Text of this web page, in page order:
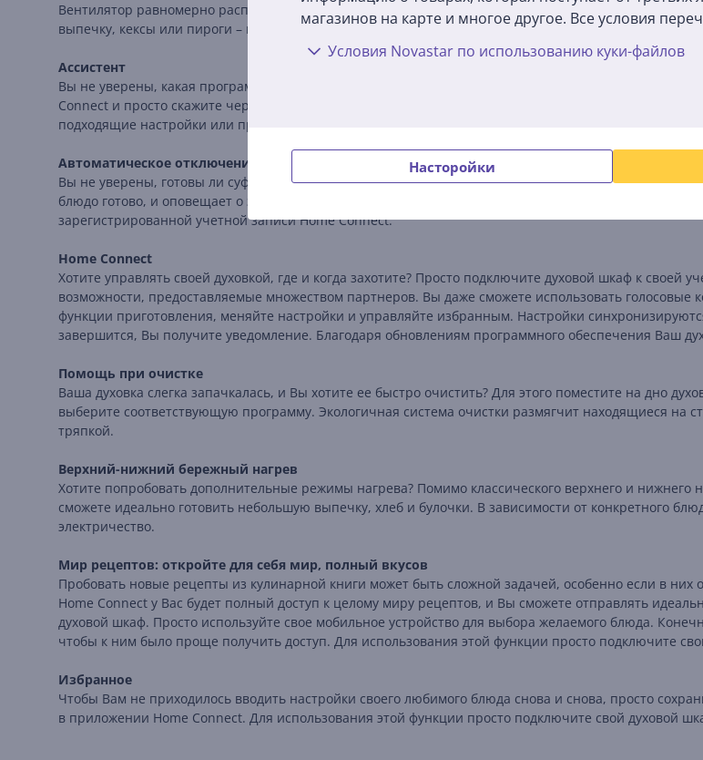
магазинов на карте и многое другое. Все условия
Условия Novastar по использованию куки-файлов
Насторойки
Вентилятор равномерно распределяет тепло по всему пространству духовки, помогая экономить
выпечку, кексы или пироги – предварительный нагрев не требуется.
Ассистент
Вы не уверены, какая программа подходит для какого блюда? Попросите совета у ассистента.
Connect и просто скажите через приложение Home Connect или голосового помощника Amazon
подходящие настройки или программы и переключится прямо на выбранную Вами опцию – это
Автоматическое отключение
Вы не уверены, готовы ли суфле, пицца или жаркое? Используя функцию Assist, духовой шкаф
блюдо готово, и оповещает о завершении с помощью звукового сигнала или через приложение
зарегистрированной учетной записи Home Connect.
Home Connect
Хотите управлять своей духовкой, где и когда захотите? Просто подключите духовой шкаф к своей
возможности, предоставляемые множеством партнеров. Вы даже сможете использовать
функции приготовления, меняйте настройки и управляйте избранным. Настройки
завершится, Вы получите уведомление. Благодаря обновлениям программного обеспечения Ваш
Помощь при очистке
Ваша духовка слегка запачкалась, и Вы хотите ее быстро очистить? Для этого поместите на дно
выберите соответствующую программу. Экологичная система очистки размягчит находящиеся на
тряпкой.
Верхний-нижний бережный нагрев
Хотите попробовать дополнительные режимы нагрева? Помимо классического верхнего и нижнего
сможете идеально готовить небольшую выпечку, хлеб и булочки. В зависимости от конкретного
электричество.
Мир рецептов: откройте для себя мир, полный вкусов
Пробовать новые рецепты из кулинарной книги может быть сложной задачей, особенно если в
Home Connect у Вас будет полный доступ к целому миру рецептов, и Вы сможете отправлять
духовой шкаф. Просто используйте свое мобильное устройство для выбора желаемого блюда.
чтобы к ним было проще получить доступ. Для использования этой функции просто подключите
Избранное
Чтобы Вам не приходилось вводить настройки своего любимого блюда снова и снова, просто
в приложении Home Connect. Для использования этой функции просто подключите свой духовой